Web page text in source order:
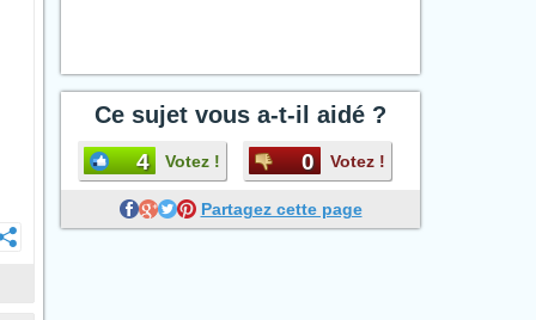
Ce sujet vous a-t-il aidé ?
4 Votez ! 0 Votez !
Partagez cette page